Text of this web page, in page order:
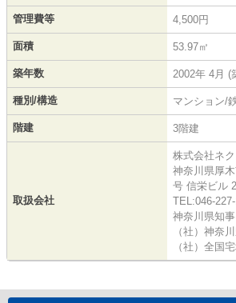
管理費等 4,500円
面積 53.97㎡
築年数 2002年 4月 (
種別/構造 マンション/
階建 3階建
取扱会社
株式会社ネ
神奈川県厚
号 信栄ビル
TEL:046-
神奈川県知
（社）神奈
（社）全国